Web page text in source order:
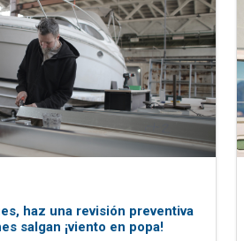
haz una revisión preventiva
salgan ¡viento en popa!